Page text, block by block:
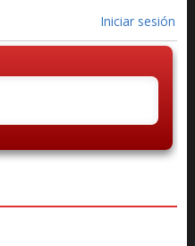
Iniciar sesión